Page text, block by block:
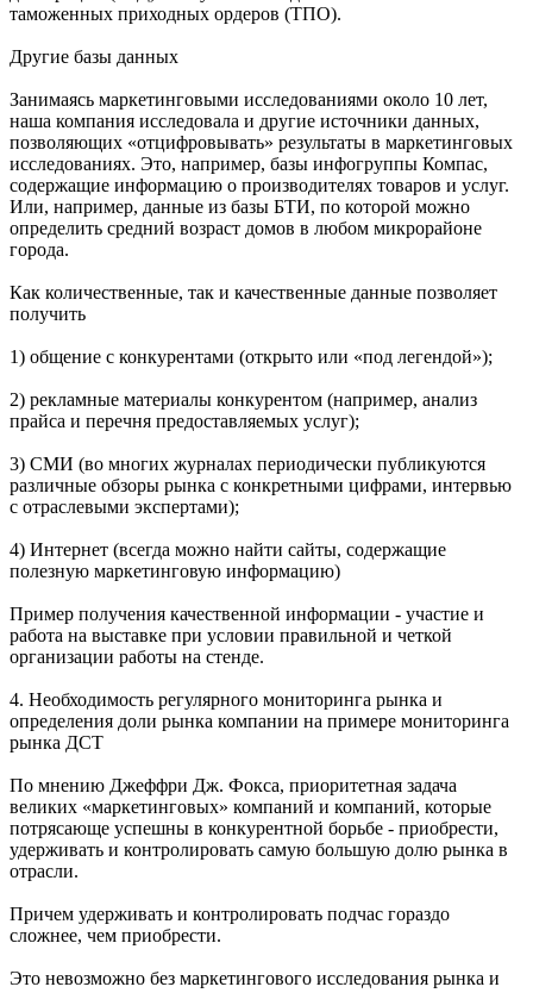
таможенных приходных ордеров (ТПО).
Другие базы данных
Занимаясь маркетинговыми исследованиями около 10 лет,
наша компания исследовала и другие источники данных,
позволяющих «отцифровывать» результаты в маркетинговых
исследованиях. Это, например, базы инфогруппы Компас,
содержащие информацию о производителях товаров и услуг.
Или, например, данные из базы БТИ, по которой можно
определить средний возраст домов в любом микрорайоне
города.
Как количественные, так и качественные данные позволяет
получить
1) общение с конкурентами (открыто или «под легендой»);
2) рекламные материалы конкурентом (например, анализ
прайса и перечня предоставляемых услуг);
3) СМИ (во многих журналах периодически публикуются
различные обзоры рынка с конкретными цифрами, интервью
с отраслевыми экспертами);
4) Интернет (всегда можно найти сайты, содержащие
полезную маркетинговую информацию)
Пример получения качественной информации - участие и
работа на выставке при условии правильной и четкой
организации работы на стенде.
4. Необходимость регулярного мониторинга рынка и
определения доли рынка компании на примере мониторинга
рынка ДСТ
По мнению Джеффри Дж. Фокса, приоритетная задача
великих «маркетинговых» компаний и компаний, которые
потрясающе успешны в конкурентной борьбе - приобрести,
удерживать и контролировать самую большую долю рынка в
отрасли.
Причем удерживать и контролировать подчас гораздо
сложнее, чем приобрести.
Это невозможно без маркетингового исследования рынка и